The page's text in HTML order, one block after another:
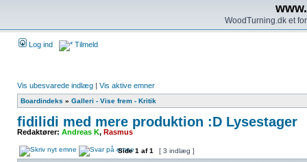
WoodTurning.dk et
Log ind Tilmeld
Vis ubesvarede indlæg | Vis aktive emner
Boardindeks » Galleri - Vise frem - Kritik
fidilidi med mere produktion :D Lysestager
Redaktører: Andreas K, Rasmus
Side1 af1 [ 3 indlæg ]